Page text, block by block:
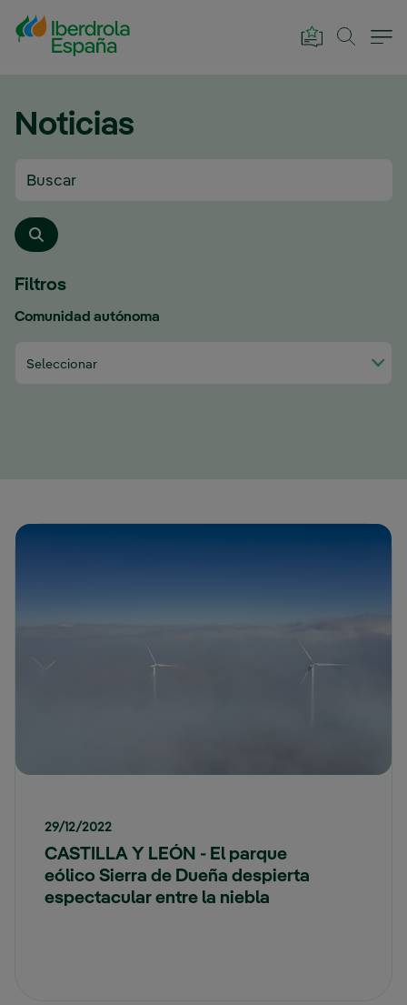
Saltar al contenido principal
Noticias
Filtros
Comunidad autónoma
Seleccionar
29/12/2022
CASTILLA Y LEÓN - El parque
eólico Sierra de Dueña despierta
espectacular entre la niebla